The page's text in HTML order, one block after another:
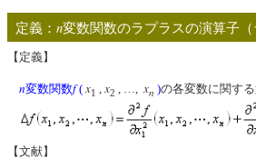
定義：n変数関数のラプラスの演算子
【定義】
n変数関数f ( x1 x2 xn )の各変数に関する
【文献】